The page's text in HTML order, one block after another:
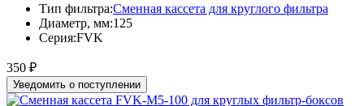
Тип фильтра:Сменная кассета для круглого фильтра
Диаметр, мм:125
Серия:FVK
350 ₽
Уведомить о поступлении